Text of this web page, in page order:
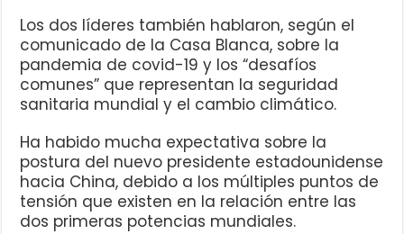
Los dos líderes también hablaron, según el
comunicado de la Casa Blanca, sobre la
pandemia de covid-19 y los “desafíos
comunes” que representan la seguridad
sanitaria mundial y el cambio climático.
Ha habido mucha expectativa sobre la
postura del nuevo presidente estadounidense
hacia China, debido a los múltiples puntos de
tensión que existen en la relación entre las
dos primeras potencias mundiales.